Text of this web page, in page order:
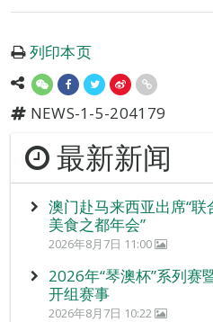
列印本页
NEWS-1-5-204179
最新新闻
澳门赴马来西亚出席“
美食之都年会”
2026年8月7日 11:00
2026年“琴澳杯”系列赛
开组赛事
2026年8月7日 10:22